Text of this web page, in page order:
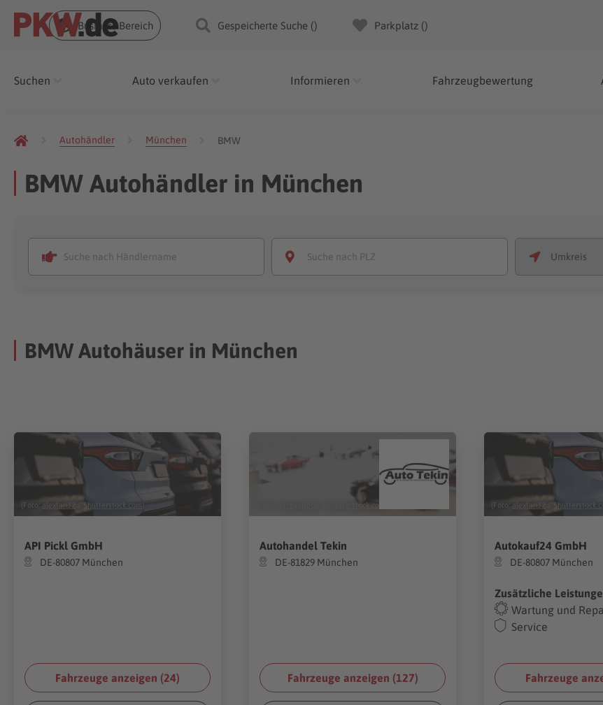
Business Bereich Gespeicherte Suche () Parkplatz ()
Suchen Auto verkaufen Informieren Fahrzeugbewertung
Autohändler München BMW
BMW Autohändler in München
BMW Autohäuser in München
(Foto: alexfan32 Shutterstock.com
API Pickl GmbH
DE-80807 München
Fahrzeuge anzeigen (24)
Shutterstock.com
Autohandel Tekin
DE-81829 München
Fahrzeuge anzeigen (127)
(Foto: alexfan32
Autokauf24 GmbH
DE-80807 München
Zusätzliche
Wartung und
Service
Fahrzeuge